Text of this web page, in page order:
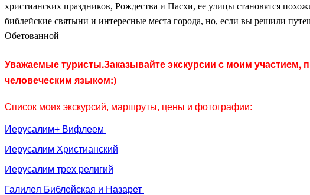
христианских праздников, Рождества и Пасхи, ее улицы становятся
библейские святыни и интересные места города, но, если вы решили
Обетованной
Уважаемые туристы.Заказывайте экскурсии с моим
человеческим языком:)
Список моих экскурсий, маршруты, цены и фотографии:
Иерусалим+ Вифлеем
Иерусалим Христианский
Иерусалим трех религий
Галилея Библейская и Назарет